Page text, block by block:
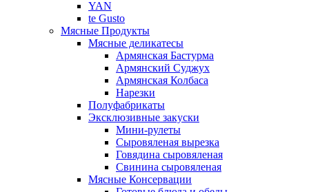
YAN
te Gusto
Мясные Продукты
Мясные деликатесы
Армянская Бастурма
Армянский Суджух
Армянская Колбаса
Нарезки
Полуфабрикаты
Эксклюзивные закуски
Мини-рулеты
Сыровяленая вырезка
Говядина сыровяленая
Свинина сыровяленая
Мясные Консервации